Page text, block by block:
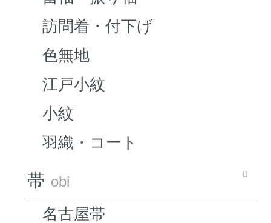
訪問着・付下げ
色無地
江戸小紋
小紋
羽織・コート
帯 obi
名古屋帯